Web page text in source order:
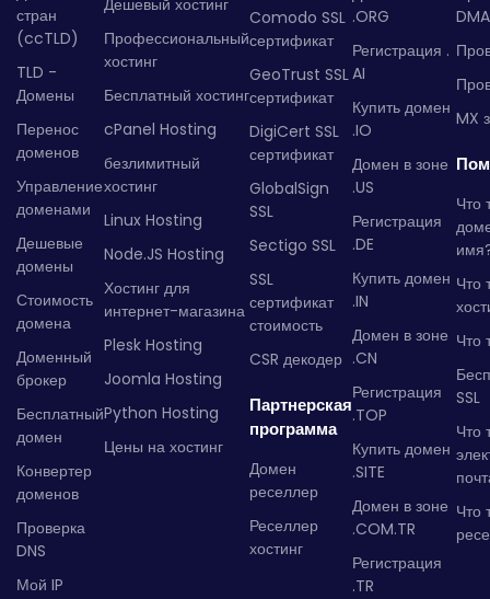
стран
(ccTLD)
TLD -
Домены
Перенос
доменов
Управление
доменами
Дешевые
домены
Стоимость
домена
Доменный
брокер
Бесплатный
домен
Конвертер
доменов
Проверка
DNS
Мой IP
Дешевый хостинг
Профессиональный
хостинг
Бесплатный хостинг
cPanel Hosting
безлимитный
хостинг
Linux Hosting
Node.JS Hosting
Хостинг для
интернет-магазина
Plesk Hosting
Joomla Hosting
Python Hosting
Цены на хостинг
Comodo SSL
сертификат
GeoTrust SSL
сертификат
DigiCert SSL
сертификат
GlobalSign
SSL
Sectigo SSL
SSL
сертификат
стоимость
CSR декодер
Партнерская
программа
Домен
реселлер
Реселлер
хостинг
.ORG
Регистрация .
AI
Купить домен
.IO
Домен в зоне
.US
Регистрация
.DE
Купить домен
.IN
Домен в зоне
.CN
Регистрация
.TOP
Купить домен
.SITE
Домен в зоне
.COM.TR
Регистрация
.TR
MX
Что
Что
Что
SSL
Что
Что